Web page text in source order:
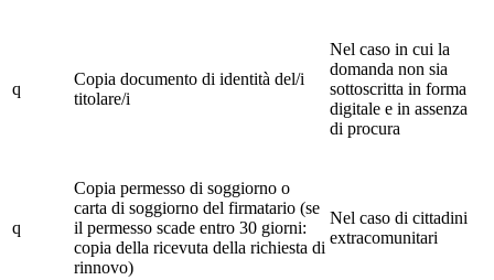
q
Copia documento di identità del/i
titolare/i
Nel caso in cui la
domanda non sia
sottoscritta in forma
digitale e in assenza
di procura
q
Copia permesso di soggiorno o
carta di soggiorno del firmatario (se
il permesso scade entro 30 giorni:
copia della ricevuta della richiesta di
rinnovo)
Nel caso di cittadini
extracomunitari